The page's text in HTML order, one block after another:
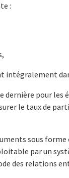
:
intégralement
dernière pour les
le taux de
sous
par un
des relations